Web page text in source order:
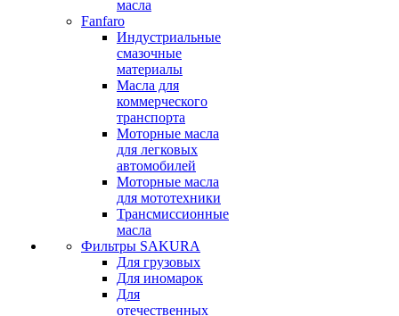
масла
Fanfaro
Индустриальные
смазочные
материалы
Масла для
коммерческого
транспорта
Моторные масла
для легковых
автомобилей
Моторные масла
для мототехники
Трансмиссионные
масла
Фильтры SAKURA
Для грузовых
Для иномарок
Для
отечественных